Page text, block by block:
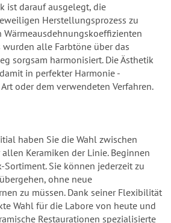
ist darauf ausgelegt, die
Herstellungsprozess zu
wurden alle Farbtöne über das
sorgsam harmonisiert. Die Ästhetik
in perfekter Harmonie -
oder dem verwendeten Verfahren.
haben Sie die Wahl zwischen
Keramiken der Linie. Beginnen
Sortiment. Sie können jederzeit zu
ohne neue
zu müssen. Dank seiner Flexibilität
Wahl für die Labore von heute und
Restaurationen spezialisierte